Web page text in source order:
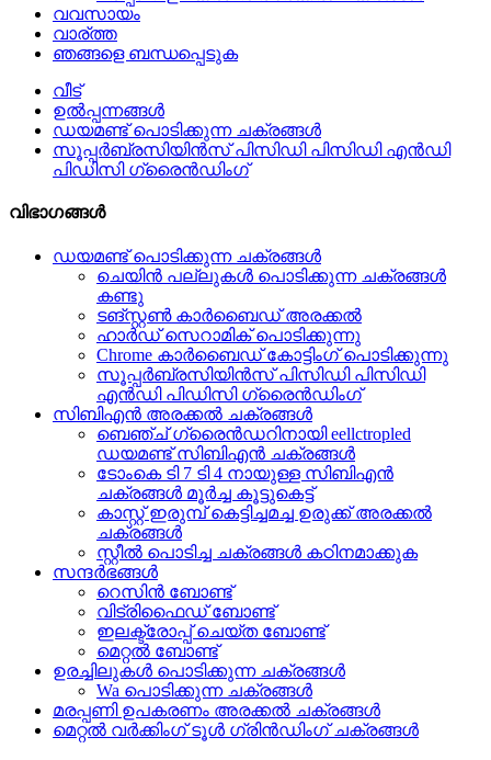
വവസായം
വാര്ത്ത
ഞങ്ങളെ ബന്ധപ്പെടുക
വീട്
ഉൽപ്പന്നങ്ങൾ
ഡയമണ്ട് പൊടിക്കുന്ന ചക്രങ്ങൾ
സൂപ്പർബ്രസിയിൻസ് പിസിഡി പിസിഡി എൻഡി
പിഡിസി ഗ്രൈൻഡിംഗ്
വിഭാഗങ്ങൾ
ഡയമണ്ട് പൊടിക്കുന്ന ചക്രങ്ങൾ
ചെയിൻ പല്ലുകൾ പൊടിക്കുന്ന ചക്രങ്ങൾ
കണ്ടു
ടങ്സ്റ്റൺ കാർബൈഡ് അരക്കൽ
ഹാർഡ് സെറാമിക് പൊടിക്കുന്നു
Chrome കാർബൈഡ് കോട്ടിംഗ് പൊടിക്കുന്നു
സൂപ്പർബ്രസിയിൻസ് പിസിഡി പിസിഡി
എൻഡി പിഡിസി ഗ്രൈൻഡിംഗ്
സിബിഎൻ അരക്കൽ ചക്രങ്ങൾ
ബെഞ്ച് ഗ്രൈൻഡറിനായി eellctropled
ഡയമണ്ട് സിബിഎൻ ചക്രങ്ങൾ
ടോംകെ ടി 7 ടി 4 നായുള്ള സിബിഎൻ
ചക്രങ്ങൾ മൂർച്ച കൂട്ടുകെട്ട്
കാസ്റ്റ് ഇരുമ്പ് കെട്ടിച്ചമച്ച ഉരുക്ക് അരക്കൽ
ചക്രങ്ങൾ
സ്റ്റീൽ പൊടിച്ച ചക്രങ്ങൾ കഠിനമാക്കുക
സന്ദർഭങ്ങൾ
റെസിൻ ബോണ്ട്
വിട്രിഫൈഡ് ബോണ്ട്
ഇലക്ട്രോപ്പ് ചെയ്ത ബോണ്ട്
മെറ്റൽ ബോണ്ട്
ഉരച്ചിലുകൾ പൊടിക്കുന്ന ചക്രങ്ങൾ
Wa പൊടിക്കുന്ന ചക്രങ്ങൾ
മരപ്പണി ഉപകരണം അരക്കൽ ചക്രങ്ങൾ
മെറ്റൽ വർക്കിംഗ് ടൂൾ ഗ്രിൻഡിംഗ് ചക്രങ്ങൾ